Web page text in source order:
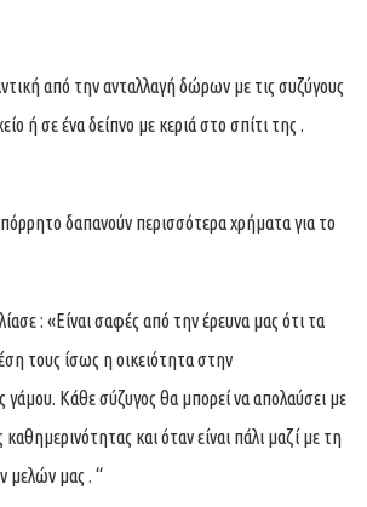
από την ανταλλαγή δώρων με τις συζύγους
ή σε ένα δείπνο με κεριά στο σπίτι της .
δαπανούν περισσότερα χρήματα για το
: «Είναι σαφές από την έρευνα μας ότι τα
τους ίσως η οικειότητα στην
Κάθε σύζυγος θα μπορεί να απολαύσει με
και όταν είναι πάλι μαζί με τη
μελών μας . “